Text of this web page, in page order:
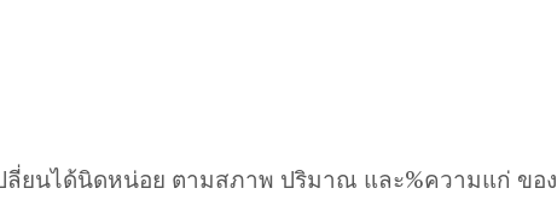
ลี่ยนได้นิดหน่อย ตามสภาพ ปริมาณ และ%ความแก่ ของ